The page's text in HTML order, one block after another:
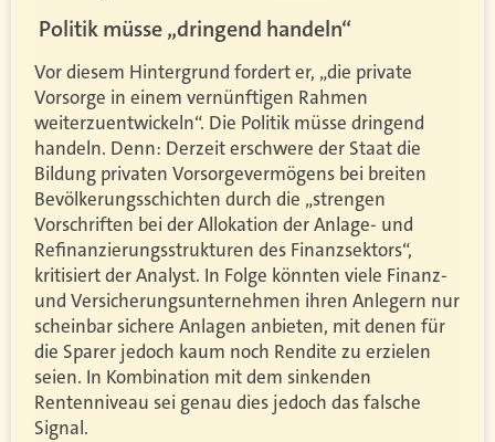
Politik müsse„dringend handeln“
Vor diesem Hintergrund fordert er, „die private
Vorsorge in einem vernünftigen Rahmen
weiterzuentwickeln“. Die Politik müsse dringend
handeln. Denn: Derzeit erschwere der Staat die
Bildung privaten Vorsorgevermögens bei breiten
Bevölkerungsschichten durch die „strengen
Vorschriften bei der Allokation der Anlage- und
Refinanzierungsstrukturen des Finanzsektors“,
kritisiert der Analyst. In Folge könnten viele Finanz-
und Versicherungsunternehmen ihren Anlegern nur
scheinbar sichere Anlagen anbieten, mit denen für
die Sparer jedoch kaum noch Rendite zu erzielen
seien. In Kombination mit dem sinkenden
Rentenniveau sei genau dies jedoch das falsche
Signal.